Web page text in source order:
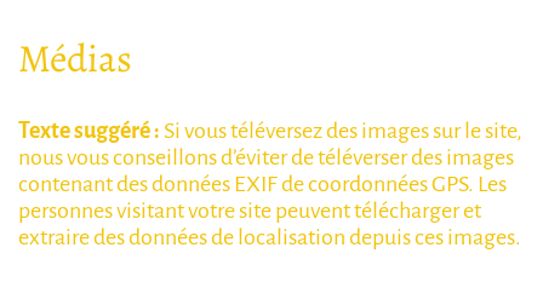
Médias
Texte suggéré : Si vous téléversez des images sur le site,
nous vous conseillons d’éviter de téléverser des images
contenant des données EXIF de coordonnées GPS. Les
personnes visitant votre site peuvent télécharger et
extraire des données de localisation depuis ces images.